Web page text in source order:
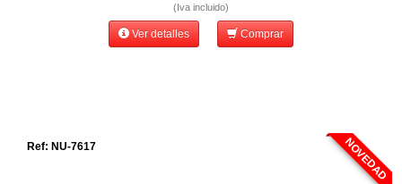
(Iva incluido)
Ver detalles Comprar
NOVEDAD
Ref: NU-7617